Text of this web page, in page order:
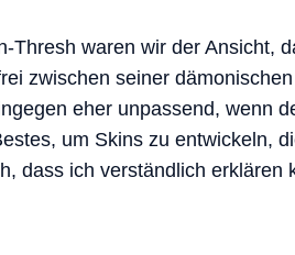
Thresh waren wir der Ansicht,
zwischen seiner
eher unpassend, wenn
um Skins zu entwickeln,
dass ich verständlich